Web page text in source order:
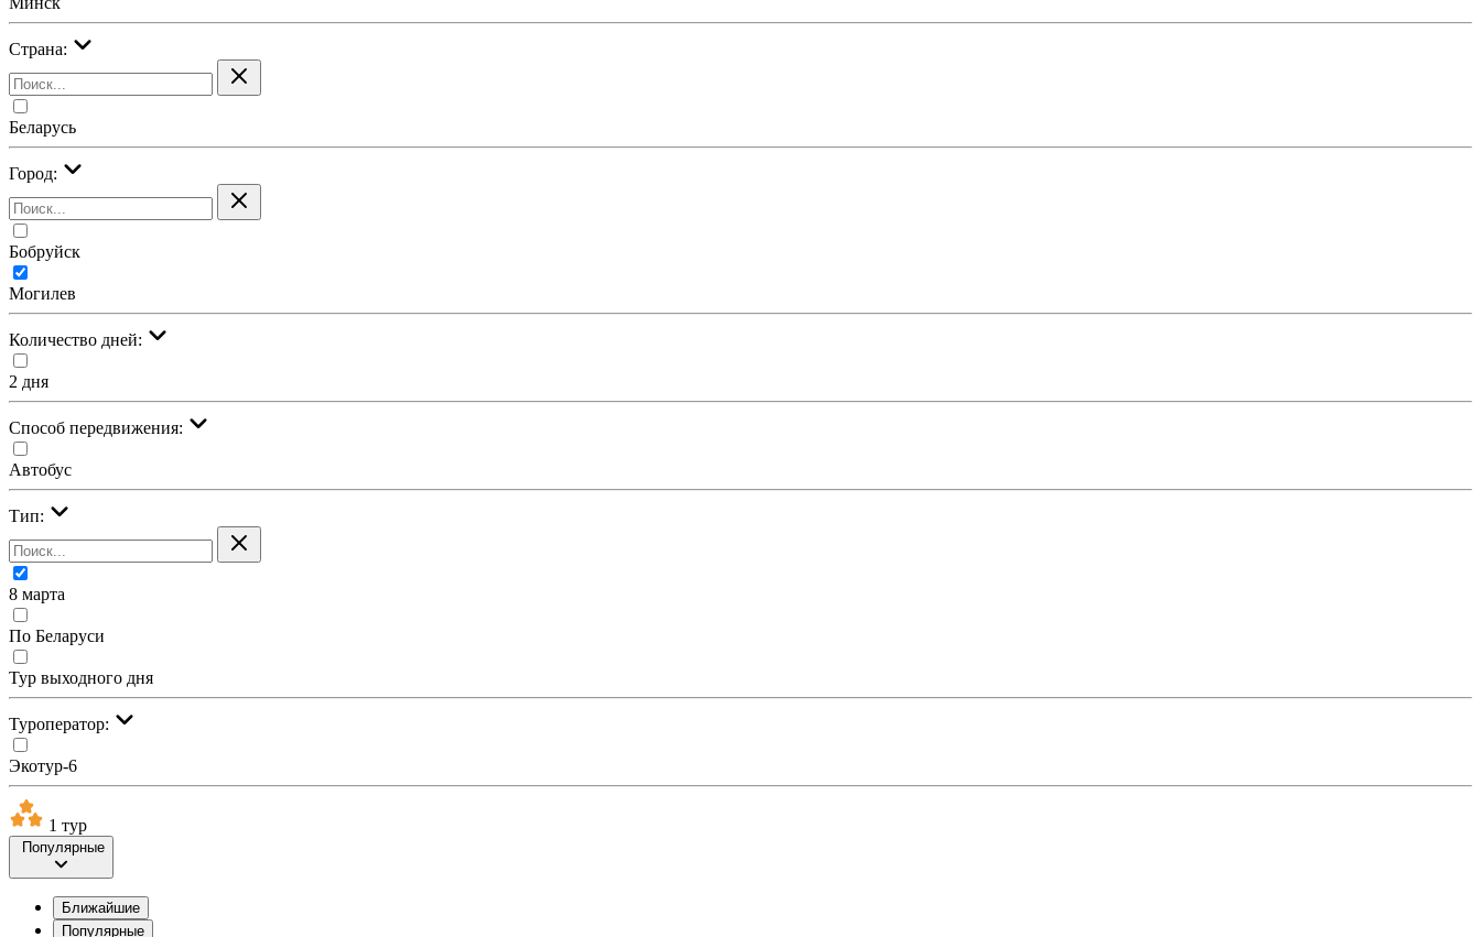
Страна:
Беларусь
Город:
Бобруйск
Могилев
Количество дней:
2 дня
Cпособ передвижения:
Автобус
Тип:
8 марта
По Беларуси
Тур выходного дня
Туроператор:
Экотур-6
1 тур
Популярные
Ближайшие
Популярные